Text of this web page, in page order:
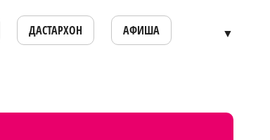
ДАСТАРХОН АФИША ▼